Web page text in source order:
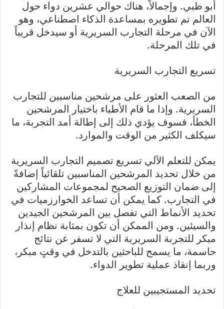
أبو ظبي. وإجمالاً، هناك حوالي عشرين دواء حول
العالم تم تطويره بمساعدة الذكاء اصطناعي، وهو
الآن في مرحلة التجارب السريرية أو سيدخل قريباً
في تلك المرحلة.
تسريع التجارب السريرية
من الصعب العثور على مرشحين مناسبين للتجارب
السريرية. وإذا ما قام الأطباء باختيار المرشحين
الخطأ، فسوف يؤدي ذلك إلى إطالة أمد التجربة، ما
سيكلف الكثير من الوقت والموارد.
يمكن للتعلم الآلي تسريع تصميم التجارب السريرية
من خلال تحديد المرشحين المناسبين تلقائياً إضافةً
إلى ضمان التوزيع الصحيح لمجموعات المشاركين
في التجارب. كما يمكن أن تساعد الخوارزميات في
تحديد الأنماط التي تفصل بين المرشحين الجيدين
والسيئين. ومن الممكن أن تكون بمثابة نظام إنذار
مبكر للتجربة السريرية التي لا تسفر عن نتائج
حاسمة، ما يسمح للباحثين بالتدخل في وقتٍ مبكر،
وربما إنقاذ عملية تطوير الدواء.
تحديد المستجيبين للعلاج